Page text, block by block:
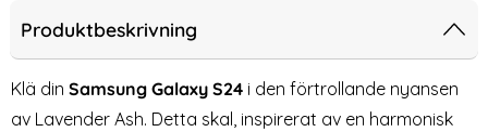
Matt Röd
Samsung Galaxy S24 Skal Läderbelagt Brun
HOFI Galaxy S24 2-PACK
Produktbeskrivning
Klä din Samsung Galaxy S24 i den förtrollande nyansen
av Lavender Ash. Detta skal, inspirerat av en harmonisk